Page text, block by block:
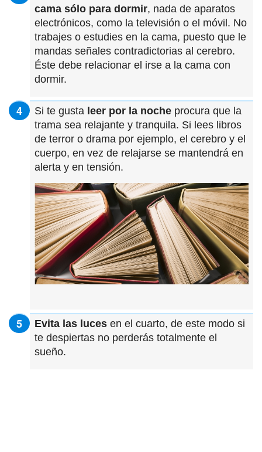
cama sólo para dormir, nada de aparatos
electrónicos, como la televisión o el móvil. No
trabajes o estudies en la cama, puesto que le
mandas señales contradictorias al cerebro.
Éste debe relacionar el irse a la cama con
dormir.
Si te gusta leer por la noche procura que la
trama sea relajante y tranquila. Si lees libros
de terror o drama por ejemplo, el cerebro y el
cuerpo, en vez de relajarse se mantendrá en
alerta y en tensión.
Evita las luces en el cuarto, de este modo si
te despiertas no perderás totalmente el
sueño.